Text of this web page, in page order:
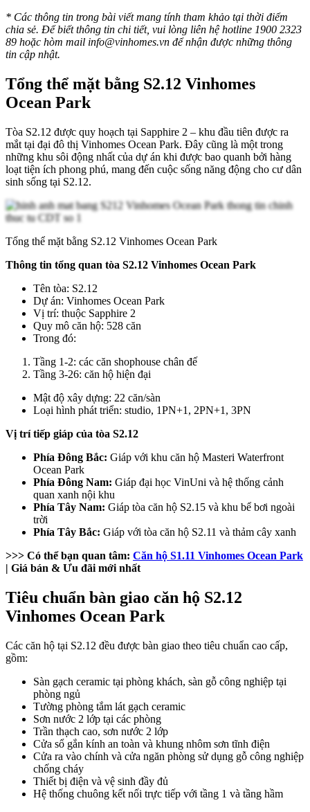
* Các thông tin trong bài viết mang tính tham khảo tại thời điểm
chia sẻ. Để biết thông tin chi tiết, vui lòng liên hệ hotline 1900 2323
89 hoặc hòm mail info@vinhomes.vn để nhận được những thông
tin cập nhật.
Tổng thể mặt bằng S2.12 Vinhomes
Ocean Park
Tòa S2.12 được quy hoạch tại Sapphire 2 – khu đầu tiên được ra
mắt tại đại đô thị Vinhomes Ocean Park. Đây cũng là một trong
những khu sôi động nhất của dự án khi được bao quanh bởi hàng
loạt tiện ích phong phú, mang đến cuộc sống năng động cho cư dân
sinh sống tại S2.12.
Tổng thể mặt bằng S2.12 Vinhomes Ocean Park
Thông tin tổng quan tòa S2.12 Vinhomes Ocean Park
Tên tòa: S2.12
Dự án: Vinhomes Ocean Park
Vị trí: thuộc Sapphire 2
Quy mô căn hộ: 528 căn
Trong đó:
Tầng 1-2: các căn shophouse chân đế
Tầng 3-26: căn hộ hiện đại
Mật độ xây dựng: 22 căn/sàn
Loại hình phát triển: studio, 1PN+1, 2PN+1, 3PN
Vị trí tiếp giáp của tòa S2.12
Phía Đông Bắc: Giáp với khu căn hộ Masteri Waterfront
Ocean Park
Phía Đông Nam: Giáp đại học VinUni và hệ thống cảnh
quan xanh nội khu
Phía Tây Nam: Giáp tòa căn hộ S2.15 và khu bể bơi ngoài
trời
Phía Tây Bắc: Giáp với tòa căn hộ S2.11 và thảm cây xanh
>>> Có thể bạn quan tâm: Căn hộ S1.11 Vinhomes Ocean Park
| Giá bán & Ưu đãi mới nhất
Tiêu chuẩn bàn giao căn hộ S2.12
Vinhomes Ocean Park
Các căn hộ tại S2.12 đều được bàn giao theo tiêu chuẩn cao cấp,
gồm:
Sàn gạch ceramic tại phòng khách, sàn gỗ công nghiệp tại
phòng ngủ
Tường phòng tắm lát gạch ceramic
Sơn nước 2 lớp tại các phòng
Trần thạch cao, sơn nước 2 lớp
Cửa sổ gắn kính an toàn và khung nhôm sơn tĩnh điện
Cửa ra vào chính và cửa ngăn phòng sử dụng gỗ công nghiệp
chống cháy
Thiết bị điện và vệ sinh đầy đủ
Hệ thống chuông kết nối trực tiếp với tầng 1 và tầng hầm